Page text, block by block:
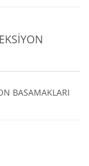
BASAMAKLARI